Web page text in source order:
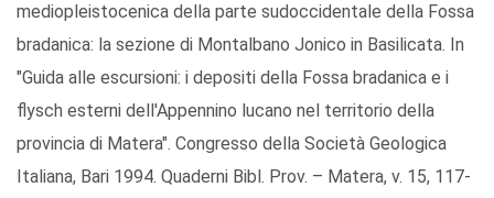
mediopleistocenica della parte sudoccidentale della Fossa
bradanica: la sezione di Montalbano Jonico in Basilicata. In
"Guida alle escursioni: i depositi della Fossa bradanica e i
flysch esterni dell'Appennino lucano nel territorio della
provincia di Matera". Congresso della Società Geologica
Italiana, Bari 1994. Quaderni Bibl. Prov. – Matera, v. 15, 117-